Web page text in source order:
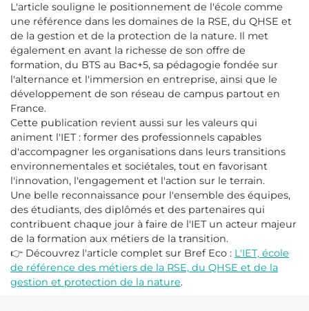
L'article souligne le positionnement de l'école comme
une référence dans les domaines de la RSE, du QHSE et
de la gestion et de la protection de la nature. Il met
également en avant la richesse de son offre de
formation, du BTS au Bac+5, sa pédagogie fondée sur
l'alternance et l'immersion en entreprise, ainsi que le
développement de son réseau de campus partout en
France.
Cette publication revient aussi sur les valeurs qui
animent l'IET : former des professionnels capables
d'accompagner les organisations dans leurs transitions
environnementales et sociétales, tout en favorisant
l'innovation, l'engagement et l'action sur le terrain.
Une belle reconnaissance pour l'ensemble des équipes,
des étudiants, des diplômés et des partenaires qui
contribuent chaque jour à faire de l'IET un acteur majeur
de la formation aux métiers de la transition.
👉 Découvrez l'article complet sur Bref Eco : L'IET, école
de référence des métiers de la RSE, du QHSE et de la
gestion et protection de la nature.